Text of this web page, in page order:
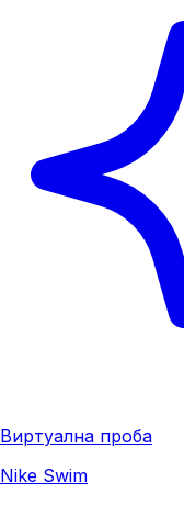
Виртуална проба
Nike Swim